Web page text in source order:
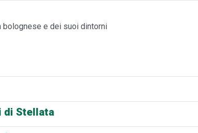
bolognese e dei suoi dintorni
di Stellata